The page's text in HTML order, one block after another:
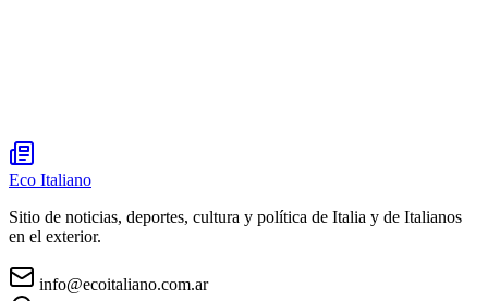
Eco Italiano
Sitio de noticias, deportes, cultura y política de Italia y de Italianos
en el exterior.
info@ecoitaliano.com.ar